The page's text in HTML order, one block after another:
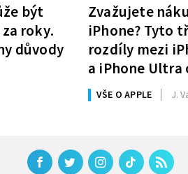
být
roky.
důvody
Zvažujete
iPhone? Tyto
rozdíly mezi
a iPhone Ultra
rozhodnutí
VŠE O APPLE J.